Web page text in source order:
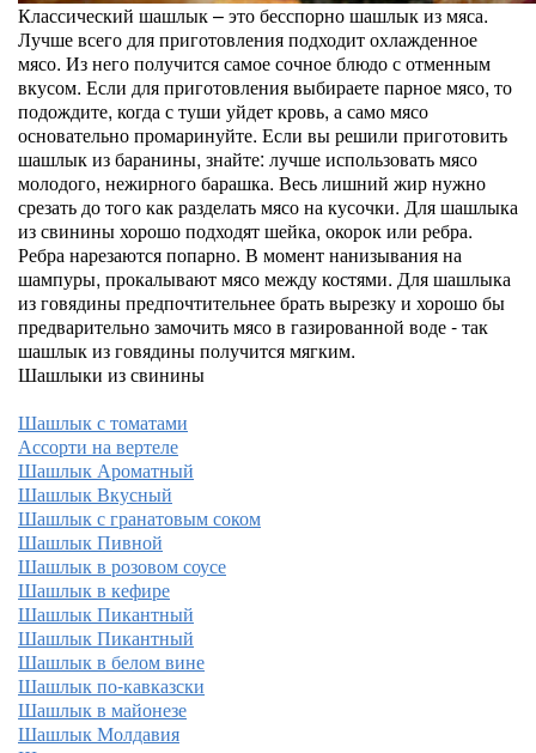
Классический шашлык – это бесспорно шашлык из мяса.
Лучше всего для приготовления подходит охлажденное
мясо. Из него получится самое сочное блюдо с отменным
вкусом. Если для приготовления выбираете парное мясо, то
подождите, когда с туши уйдет кровь, а само мясо
основательно промаринуйте. Если вы решили приготовить
шашлык из баранины, знайте: лучше использовать мясо
молодого, нежирного барашка. Весь лишний жир нужно
срезать до того как разделать мясо на кусочки. Для шашлыка
из свинины хорошо подходят шейка, окорок или ребра.
Ребра нарезаются попарно. В момент нанизывания на
шампуры, прокалывают мясо между костями. Для шашлыка
из говядины предпочтительнее брать вырезку и хорошо бы
предварительно замочить мясо в газированной воде - так
шашлык из говядины получится мягким.
Шашлыки из свинины
Шашлык с томатами
Ассорти на вертеле
Шашлык Ароматный
Шашлык Вкусный
Шашлык с гранатовым соком
Шашлык Пивной
Шашлык в розовом соусе
Шашлык в кефире
Шашлык Пикантный
Шашлык Пикантный
Шашлык в белом вине
Шашлык по-кавказски
Шашлык в майонезе
Шашлык Молдавия